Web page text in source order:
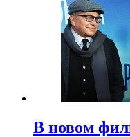
В новом